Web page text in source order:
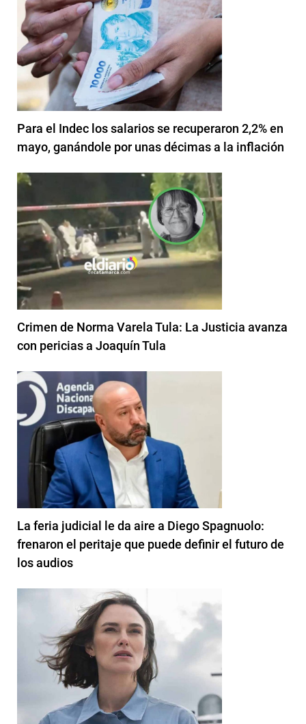
Para el Indec los salarios se recuperaron 2,2% en
mayo, ganándole por unas décimas a la inflación
Crimen de Norma Varela Tula: La Justicia avanza
con pericias a Joaquín Tula
La feria judicial le da aire a Diego Spagnuolo:
frenaron el peritaje que puede definir el futuro de
los audios